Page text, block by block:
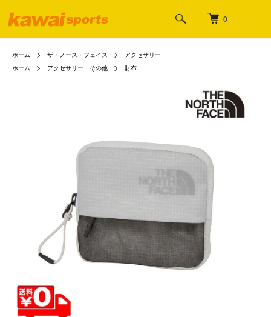
0
ホーム ザ・ノース・フェイス
アクセサリー
ホーム
アクセサリー・その他 財布